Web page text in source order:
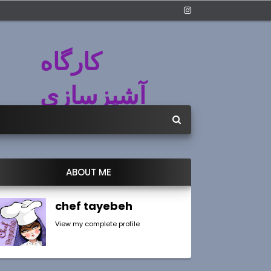
کارگاه
آشپزسازی
ABOUT ME
chef tayebeh
View my complete profile